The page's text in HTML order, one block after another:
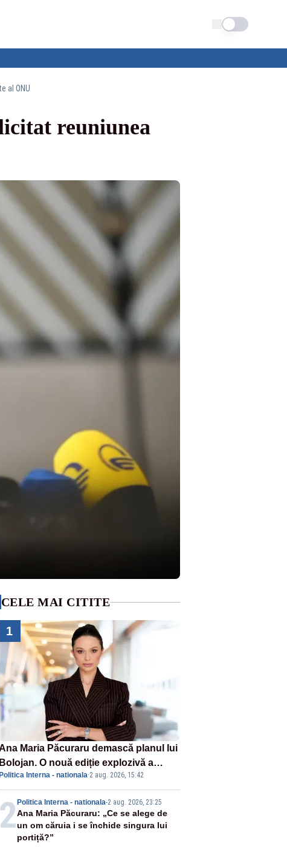
Schimba tema
al ONU
reuniunea
CELE MAI CITITE
1
Maria Păcuraru demască planul lui
Bolojan. O nouă ediție explozivă a
„Miza Zilei” la Realitatea
Politica Interna - nationala·2 aug. 2026, 15:42
2 Politica Interna - nationala-2 aug. 2026, 23:25
Ana Maria Păcuraru: „Ce se alege de
un om căruia i se închide singura lui
portiță?”